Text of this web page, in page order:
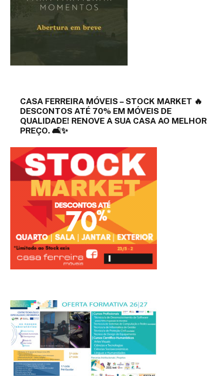
CASA FERREIRA MÓVEIS – STOCK MARKET 🔥
DESCONTOS ATÉ 70% EM MÓVEIS DE
QUALIDADE! RENOVE A SUA CASA AO MELHOR
PREÇO. 🛋️✨